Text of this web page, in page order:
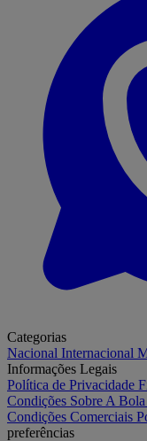
Categorias
Nacional Internacional
Informações Legais
Política de Privacidade
Condições Sobre A Bola
Condições Comerciais
preferências